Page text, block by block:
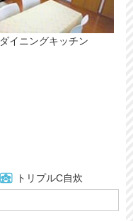
ダイニングキッチン
トリプルC自炊